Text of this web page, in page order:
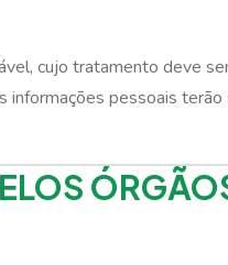
cujo tratamento deve
pessoais